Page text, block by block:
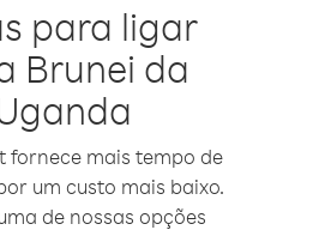
para ligar
Brunei da
fornece mais tempo de
um custo mais baixo.
de nossas opções